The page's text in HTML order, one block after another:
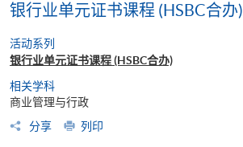
银行业单元证书课程 (HSBC合办)
活动系列
银行业单元证书课程 (HSBC合办)
相关学科
商业管理与行政
分享
列印